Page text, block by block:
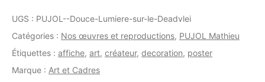
UGS : PUJOL--Douce-Lumiere-sur-le-Deadvlei
Catégories : Nos œuvres et reproductions, PUJOL Mathieu
Étiquettes : affiche, art, créateur, decoration, poster
Marque : Art et Cadres